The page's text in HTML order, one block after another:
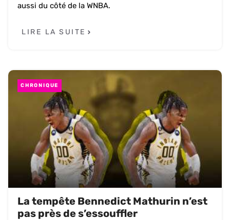
aussi du côté de la WNBA.
LIRE LA SUITE
CHRONIQUE
La tempête Bennedict Mathurin n’est
pas près de s’essouffler